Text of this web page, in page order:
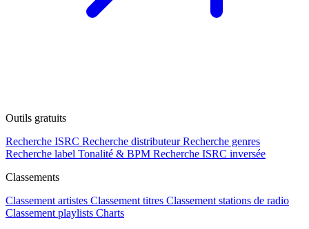
Outils gratuits
Recherche ISRC Recherche distributeur Recherche genres
Recherche label Tonalité & BPM Recherche ISRC inversée
Classements
Classement artistes Classement titres Classement stations de radio
Classement playlists Charts